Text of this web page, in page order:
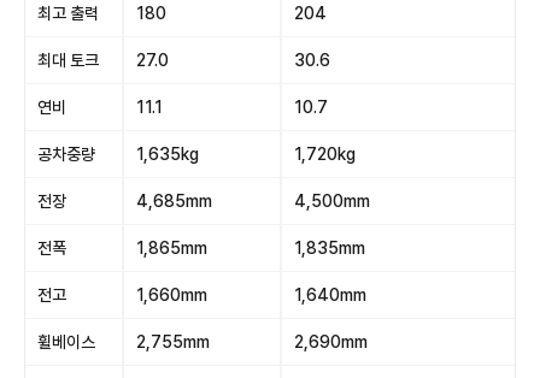
최고 출력 180 204
최대 토크 27.0 30.6
연비 11.1 10.7
공차중량 1,635kg 1,720kg
전장 4,685mm 4,500mm
전폭 1,865mm 1,835mm
전고 1,660mm 1,640mm
휠베이스 2,755mm 2,690mm